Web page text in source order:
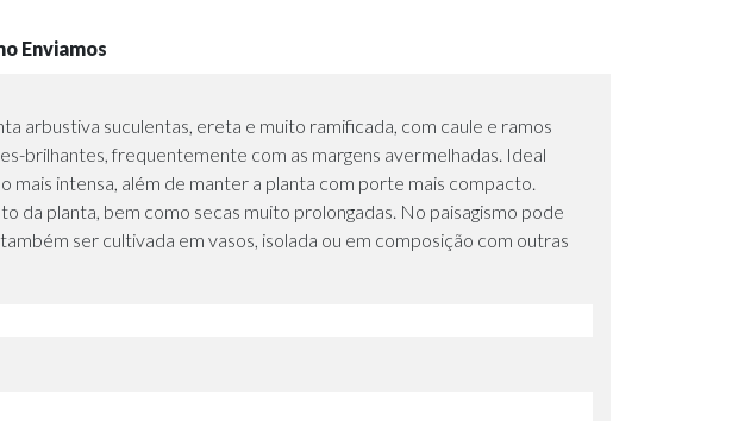
arbustiva suculentas, ereta e muito ramificada, com caule e ramos
brilhantes, frequentemente com as margens avermelhadas. Ideal
mais intensa, além de manter a planta com porte mais compacto.
planta, bem como secas muito prolongadas. No paisagismo pode
ser cultivada em vasos, isolada ou em composição com outras
Enviamos